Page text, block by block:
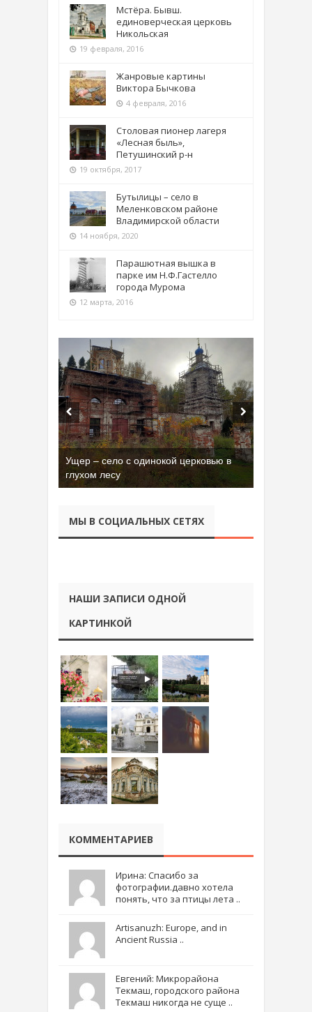
Мстёра. Бывш.
единоверческая церковь
Никольская
19 февраля, 2016
Жанровые картины
Виктора Бычкова
4 февраля, 2016
Столовая пионер лагеря
«Лесная быль»,
Петушинский р-н
19 октября, 2017
Бутылицы – село в
Меленковском районе
Владимирской области
14 ноября, 2020
Парашютная вышка в
парке им Н.Ф.Гастелло
города Мурома
12 марта, 2016
Ущер – село с одинокой церковью в
глухом лесу
МЫ В СОЦИАЛЬНЫХ СЕТЯХ
НАШИ ЗАПИСИ ОДНОЙ
КАРТИНКОЙ
КОММЕНТАРИЕВ
Ирина: Спасибо за
фотографии.давно хотела
понять, что за птицы лета ..
Artisanuzh: Europe, and in
Ancient Russia ..
Евгений: Микрорайона
Текмаш, городского района
Текмаш никогда не суще ..